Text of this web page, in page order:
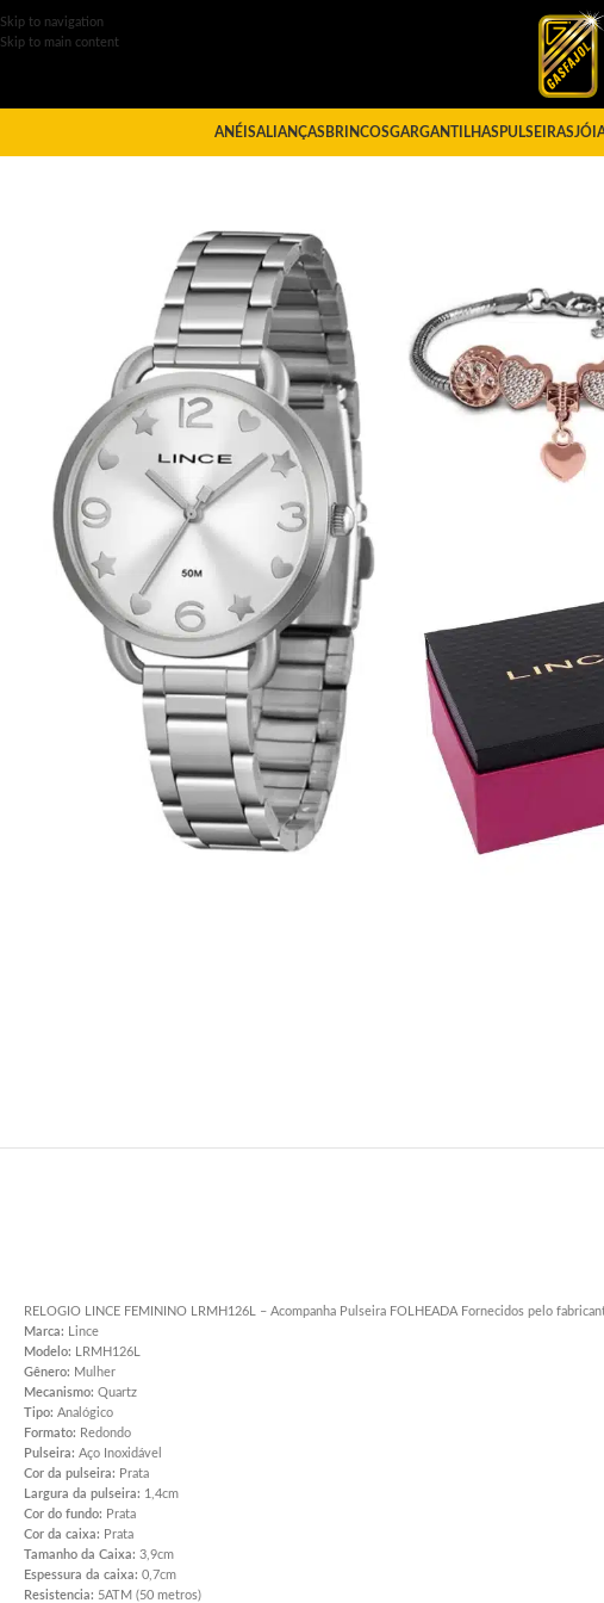
Skip to navigation
Skip to main content
ANÉISALIANÇAS BRINCOSGARGANTILHAS PULSEIRAS
RELOGIO LINCE FEMININO LRMH126L – Acompanha Pulseira FOLHEADA Fornecidos pelo
Marca: Lince
Modelo:
LRMH126L
Gênero: Mulher
Mecanismo: Quartz
Tipo: Analógico
Formato: Redondo
Pulseira: Aço Inoxidável
Cor da pulseira: Prata
Largura da pulseira: 1,4cm
Cor do fundo: Prata
Cor da caixa: Prata
Tamanho da Caixa: 3,9cm
Espessura da caixa: 0,7cm
Resistencia: 5ATM (50 metros)